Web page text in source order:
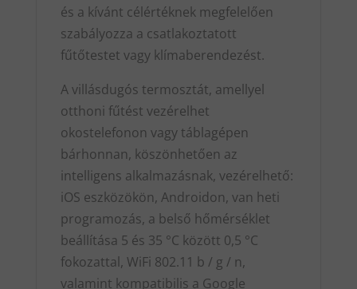
és a kívánt célértéknek megfelelően
szabályozza a csatlakoztatott
fűtőtestet vagy klímaberendezést.
A villásdugós termosztát, amellyel
otthoni fűtést vezérelhet
okostelefonon vagy táblagépen
bárhonnan, köszönhetően az
intelligens alkalmazásnak, vezérelhető:
iOS eszközökön, Androidon, van heti
programozás, a belső hőmérséklet
beállítása 5 és 35 °C között 0,5 °C
fokozattal, WiFi 802.11 b / g / n,
valamint kompatibilis a Google